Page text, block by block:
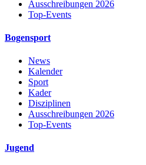
Ausschreibungen 2026
Top-Events
Bogensport
News
Kalender
Sport
Kader
Disziplinen
Ausschreibungen 2026
Top-Events
Jugend